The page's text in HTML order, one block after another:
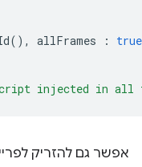
(), allFrames :
true
injected in all
אפשר גם להזריק